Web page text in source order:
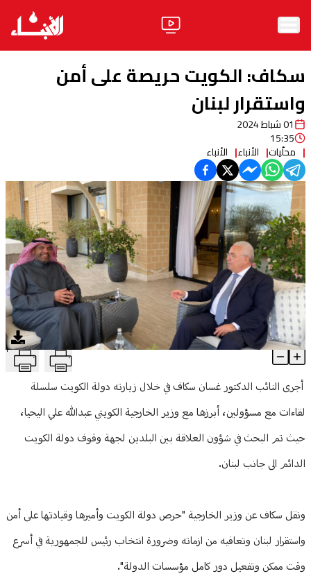
الأخبار
ثقافة ومجتمع
منوعات
آراء
فيديو
مواقف
وليد جنبلاطالحزب
ابحث
سكاف: الكويت حريصة على أمن
واستقرار لبنان
01 شباط 2024
15:35
محلّيات الأنباء الأنباء
سكاف: الكويت حريصة على أمن واستقرار لبنان T
Article Content
أجرى النائب الدكتور غسان سكاف في خلال زيارته دولة الكويت سلسلة
لقاءات مع مسؤولين، أبرزها مع وزير الخارجية الكويتي عبدالله علي اليحيا،
حيث تم البحث في شؤون العلاقة بين البلدين لجهة وقوف دولة الكويت
الدائم الى جانب لبنان.
ونقل سكاف عن وزير الخارجية "حرص دولة الكويت وأميرها وقيادتها على أمن
واستقرار لبنان وتعافيه من ازماته وضرورة انتخاب رئيس للجمهورية في أسرع
وقت ممكن وتفعيل دور كامل مؤسسات الدولة".